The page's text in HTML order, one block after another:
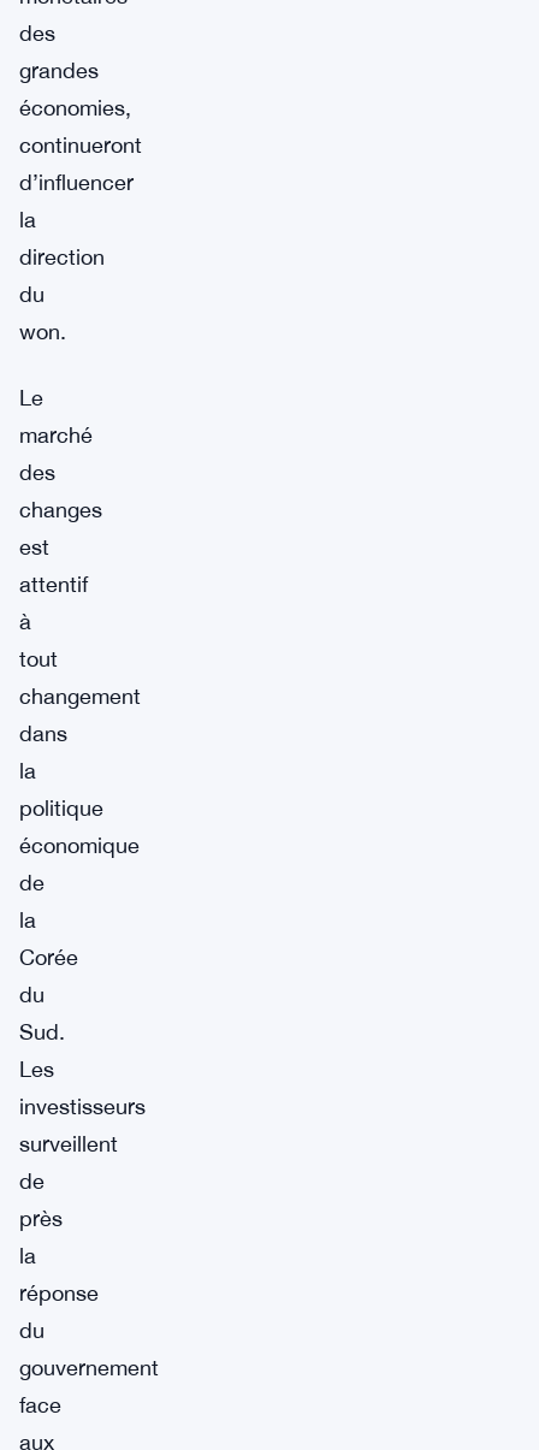
des
grandes
économies,
continueront
d’influencer
la
direction
du
won.
Le
marché
des
changes
est
attentif
à
tout
changement
dans
la
politique
économique
de
la
Corée
du
Sud.
Les
investisseurs
surveillent
de
près
la
réponse
du
gouvernement
face
aux